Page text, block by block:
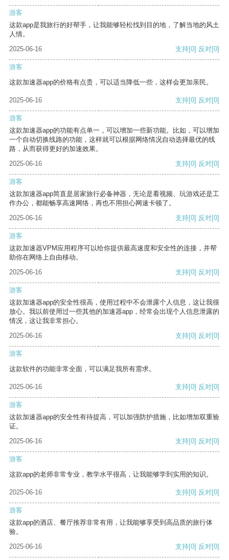
游客
这款app是我旅行的好帮手，让我能够轻松找到目的地，了解当地的风土
人情。
2025-06-16
支持[0] 反对[0]
游客
这款加速器app的价格有点贵，可以适当降低一些，这样会更加亲民。
2025-06-16 支持[0] 反对[0]
游客
这款加速器app的功能有点单一，可以增加一些新功能。比如，可以增加
一个自动切换线路的功能，这样就可以根据网络情况自动选择最优的线
路，从而获得更好的加速效果。
2025-06-16
支持[0] 反对[0]
游客
这款加速器app简直是居家旅行必备神器，无论是看视频、玩游戏还是工
作办公，都能畅享高速网络，再也不用担心网速卡顿了。
2025-06-16
支持[0] 反对[0]
游客
这款加速器VPM应用程序可以给你提供最高速度和安全性的连接，并帮
助你在网络上自由移动。
2025-06-16
支持[0] 反对[0]
游客
这款加速器app的安全性很高，使用过程中不会泄露个人信息，这让我很
放心。我以前使用过一些其他的加速器app，经常会出现个人信息泄露的
情况，这让我非常担心。
2025-06-16
支持[0] 反对[0]
游客
这款软件的功能非常全面，可以满足我所有需求。
2025-06-16 支持[0] 反对[0]
游客
这款加速器app的安全性有待提高，可以加强防护措施，比如增加双重验
证。
2025-06-16
支持[0] 反对[0]
游客
这款app的老师非常专业，教学水平很高，让我能够学到实用的知识。
2025-06-16 支持[0] 反对[0]
游客
这款app的酒店、餐厅推荐非常有用，让我能够享受到高品质的旅行体
验。
2025-06-16
支持[0] 反对[0]